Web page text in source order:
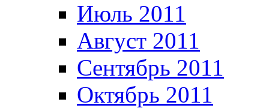
Июль 2011
Август 2011
Сентябрь 2011
Октябрь 2011